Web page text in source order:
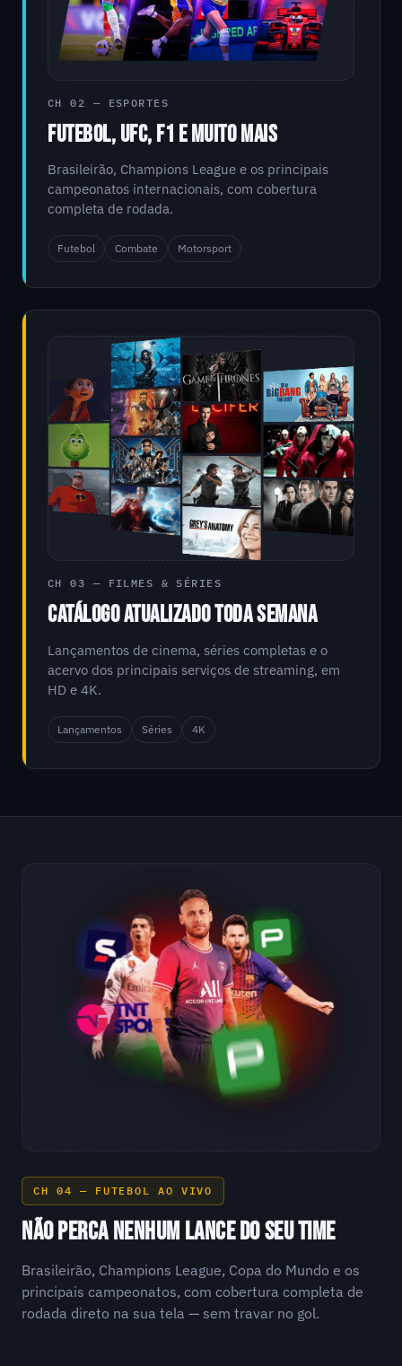
CH 02 — ESPORTES
FUTEBOL, UFC, F1 E MUITO MAIS
Brasileirão, Champions League e os principais
campeonatos internacionais, com cobertura
completa de rodada.
Futebol Combate Motorsport
CH 03 — FILMES & SÉRIES
CATÁLOGO ATUALIZADO TODA SEMANA
Lançamentos de cinema, séries completas e o
acervo dos principais serviços de streaming, em
HD e 4K.
Lançamentos Séries 4K
CH 04 — FUTEBOL AO VIVO
NÃO PERCA NENHUM LANCE DO SEU TIME
Brasileirão, Champions League, Copa do Mundo e os
principais campeonatos, com cobertura completa de
rodada direto na sua tela — sem travar no gol.